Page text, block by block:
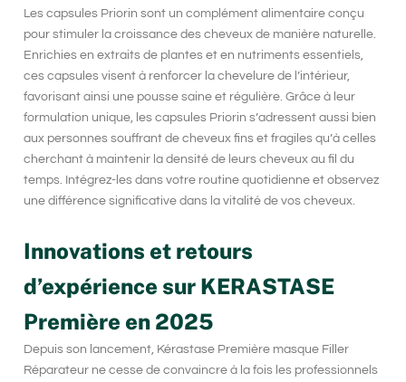
Les capsules Priorin sont un complément alimentaire conçu
pour stimuler la croissance des cheveux de manière naturelle.
Enrichies en extraits de plantes et en nutriments essentiels,
ces capsules visent à renforcer la chevelure de l’intérieur,
favorisant ainsi une pousse saine et régulière. Grâce à leur
formulation unique, les capsules Priorin s’adressent aussi bien
aux personnes souffrant de cheveux fins et fragiles qu’à celles
cherchant à maintenir la densité de leurs cheveux au fil du
temps. Intégrez-les dans votre routine quotidienne et observez
une différence significative dans la vitalité de vos cheveux.
Innovations et retours
d’expérience sur KERASTASE
Première en 2025
Depuis son lancement, Kérastase Première masque Filler
Réparateur ne cesse de convaincre à la fois les professionnels